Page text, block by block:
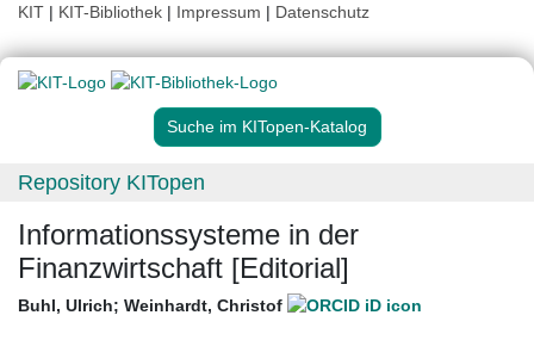
KIT | KIT-Bibliothek | Impressum | Datenschutz
Suche im KITopen-Katalog
Repository KITopen
Informationssysteme in der
Finanzwirtschaft [Editorial]
Buhl, Ulrich; Weinhardt, Christof